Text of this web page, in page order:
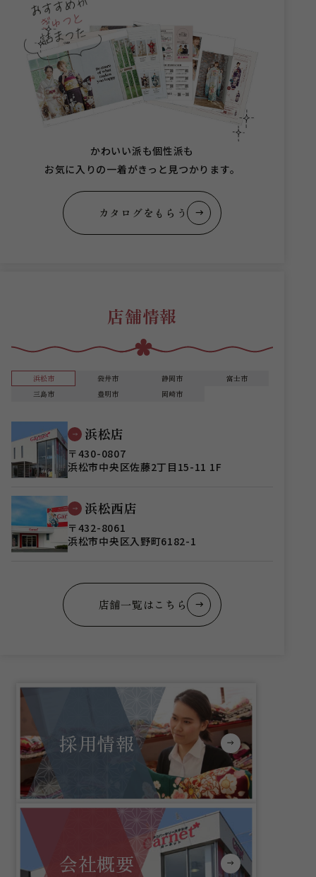
かわいい派も個性派も
お気に入りの一着がきっと見つかります。
カタログをもらう
店舗情報
浜松市 袋井市 静岡市
富士市
三島市
豊明市 岡崎市
浜松店
〒430-0807
浜松市中央区佐藤2丁目15-11 1F
浜松西店
〒432-8061
浜松市中央区入野町6182-1
店舗一覧はこちら
採用情報
会社概要